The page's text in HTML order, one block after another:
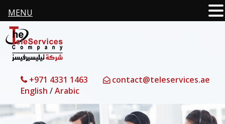
+971 4331 1463
contact@teleservices.ae
English /Arabic
MENU